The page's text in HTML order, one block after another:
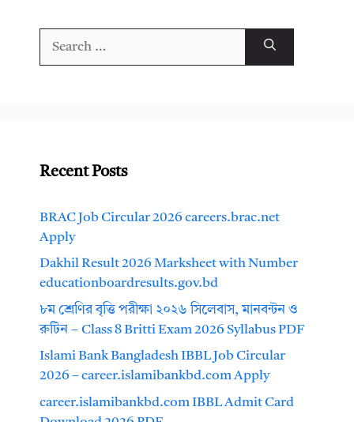
Recent Posts
BRAC Job Circular 2026 careers.brac.net
Apply
Dakhil Result 2026 Marksheet with Number
educationboardresults.gov.bd
৮ম শ্রেণির বৃত্তি পরীক্ষা ২০২৬ সিলেবাস, মানবন্টন ও
রুটিন – Class 8 Britti Exam 2026 Syllabus PDF
Islami Bank Bangladesh IBBL Job Circular
2026 – career.islamibankbd.com Apply
career.islamibankbd.com IBBL Admit Card